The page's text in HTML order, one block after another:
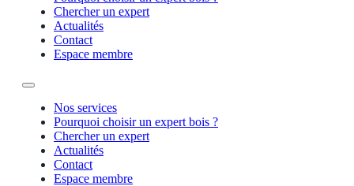
Chercher un expert
Actualités
Contact
Espace membre
Nos services
Pourquoi choisir un expert bois ?
Chercher un expert
Actualités
Contact
Espace membre